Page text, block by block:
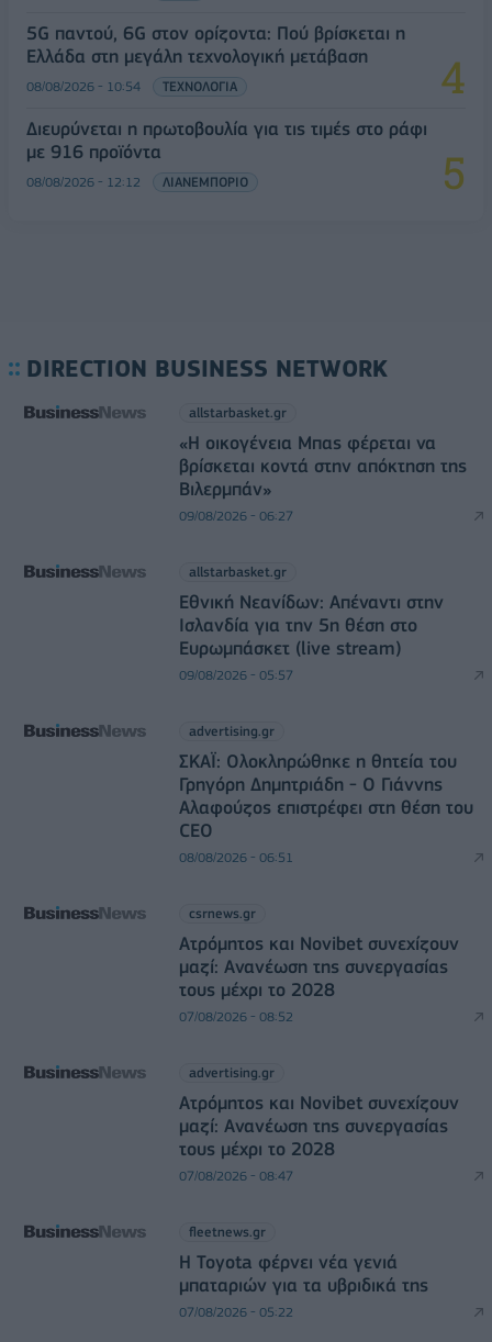
5G παντού, 6G στον ορίζοντα: Πού βρίσκεται η
Ελλάδα στη μεγάλη τεχνολογική μετάβαση
08/08/2026 - 10:54 ΤΕΧΝΟΛΟΓΙΑ
Διευρύνεται η πρωτοβουλία για τις τιμές στο ράφι
με 916 προϊόντα
08/08/2026 - 12:12 ΛΙΑΝΕΜΠΟΡΙΟ
DIRECTION BUSINESS NETWORK
allstarbasket.gr
«Η οικογένεια Μπας φέρεται να
βρίσκεται κοντά στην απόκτηση της
Βιλερμπάν»
09/08/2026 - 06:27
allstarbasket.gr
Εθνική Νεανίδων: Απέναντι στην
Ισλανδία για την 5η θέση στο
Ευρωμπάσκετ (live stream)
09/08/2026 - 05:57
advertising.gr
ΣΚΑΪ: Ολοκληρώθηκε η θητεία του
Γρηγόρη Δημητριάδη - Ο Γιάννης
Αλαφούζος επιστρέφει στη θέση του
CEO
08/08/2026 - 06:51
csrnews.gr
Ατρόμητος και Novibet συνεχίζουν
μαζί: Ανανέωση της συνεργασίας
τους μέχρι το 2028
07/08/2026 - 08:52
advertising.gr
Ατρόμητος και Novibet συνεχίζουν
μαζί: Ανανέωση της συνεργασίας
τους μέχρι το 2028
07/08/2026 - 08:47
fleetnews.gr
Η Toyota φέρνει νέα γενιά
μπαταριών για τα υβριδικά της
07/08/2026 - 05:22